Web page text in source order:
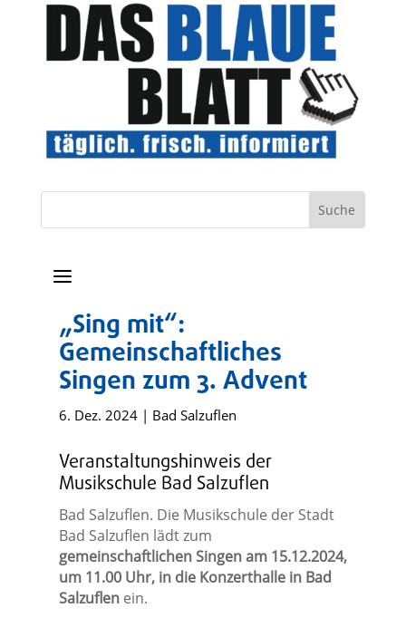
a
„Sing mit“:
Gemeinschaftliches
Singen zum 3. Advent
6. Dez. 2024| Bad Salzuflen
Veranstaltungshinweis der
Musikschule Bad Salzuflen
Bad Salzuflen. Die Musikschule der Stadt
Bad Salzuflen lädt zum
gemeinschaftlichen Singen am 15.12.2024,
um 11.00 Uhr, in die Konzerthalle in Bad
Salzuflen ein.